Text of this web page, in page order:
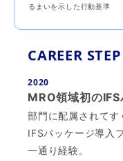
るまいを示した行動基準
CAREER STEP
2020
MRO領域初の
部門に配属されて
IFSパッケージ導入
一通り経験。